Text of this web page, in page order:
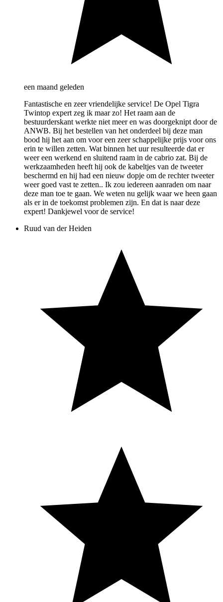
een maand geleden
Fantastische en zeer vriendelijke service! De Opel Tigra
Twintop expert zeg ik maar zo! Het raam aan de
bestuurderskant werkte niet meer en was doorgeknipt door de
ANWB. Bij het bestellen van het onderdeel bij deze man
bood hij het aan om voor een zeer schappelijke prijs voor ons
erin te willen zetten. Wat binnen het uur resulteerde dat er
weer een werkend en sluitend raam in de cabrio zat. Bij de
werkzaamheden heeft hij ook de kabeltjes van de tweeter
beschermd en hij had een nieuw dopje om de rechter tweeter
weer goed vast te zetten.. Ik zou iedereen aanraden om naar
deze man toe te gaan. We weten nu gelijk waar we heen gaan
als er in de toekomst problemen zijn. En dat is naar deze
expert! Dankjewel voor de service!
Ruud van der Heiden